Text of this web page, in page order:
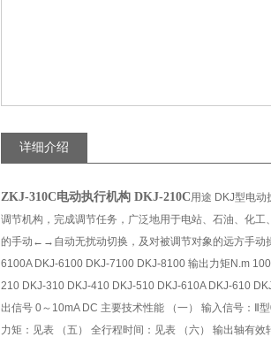
详细介绍
ZKJ-310C电动执行机构 DKJ-210C用途 DKJ型电动
调节机构，完成调节任务，广泛地用于电站、石油、化
的手动←→自动无扰动切换，及对被调节对象的远方手动
6100A DKJ-6100 DKJ-7100 DKJ-8100 输出力矩N.m
210 DKJ-310 DKJ-410 DKJ-510 DKJ-610A DKJ-610
出信号 0～10mA DC 主要技术性能 （一） 输入信号：Ⅱ
力矩：见表 （五） 全行程时间：见表 （六） 输出轴有